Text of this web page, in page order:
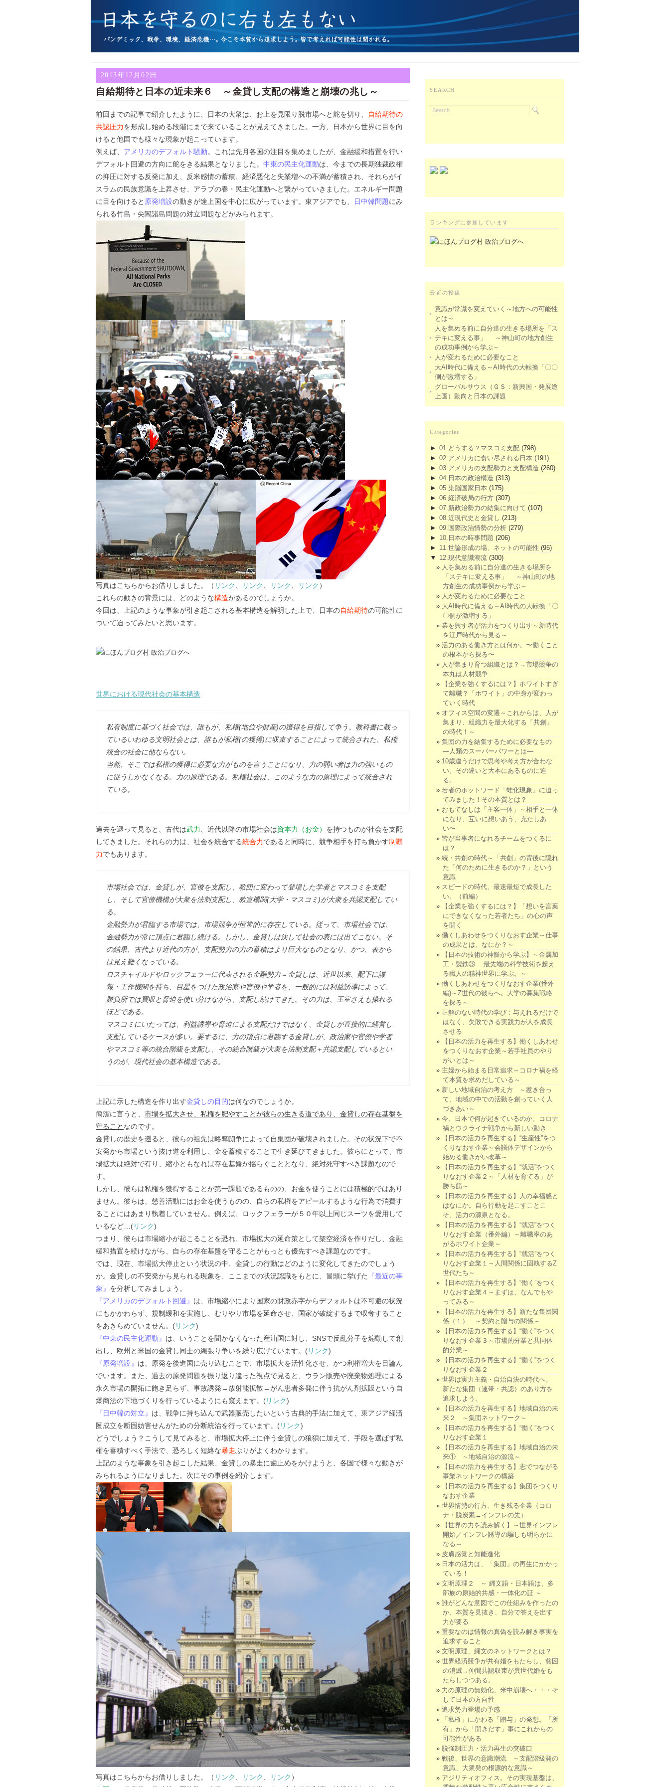
2013年12月02日
自給期待と日本の近未来６ ～金貸し支配の構造と崩壊の兆し～
前回までの記事で紹介したように、日本の大衆は、お上を見限り脱市場へと舵を切り、
自給期待の
共認圧力を形成し始める段階にまで来ていることが見えてきました。一方、日本から世界に目を向
けると他国でも様々な現象が起こっています。
例えば、 アメリカのデフォルト騒動。これは先月各国の注目を集めましたが、金融緩和措置を行い
デフォルト回避の方向に舵をきる結果となりました。 中東の民主化運動は、今までの長期独裁政権
の抑圧に対する反発に加え、反米感情の蓄積、経済悪化と失業増への不満が蓄積され、それらがイ
スラムの民族意識を上昇させ、アラブの春・民主化運動へと繋がっていきました。エネルギー問題
に目を向けると 原発増設の動きが途上国を中心に広がっています。東アジアでも、 日中韓問題にみ
られる竹島・尖閣諸島問題の対立問題などがみられます。
写真はこちらからお借りしました。（ リンク リンク リンク リンク ）
これらの動きの背景には、どのような構造があるのでしょうか。
今回は、上記のような事象が引き起こされる基本構造を解明した上で、日本の自給期待の可能性に
ついて迫ってみたいと思います。
世界における現代社会の基本構造
私有制度に基づく社会では、誰もが、私権(地位や財産)の獲得を目指して争う。教科書に載っ
ているいわゆる文明社会とは、誰もが私権(の獲得)に収束することによって統合された、私権
統合の社会に他ならない。
当然、そこでは私権の獲得に必要な力がものを言うことになり、力の弱い者は力の強いもの
に従うしかなくなる。力の原理である。私権社会は、このような力の原理によって統合され
ている。
過去を遡って見ると、古代は武力 、近代以降の市場社会は資本力（お金） を持つものが社会を支配
してきました。それらの力は、社会を統合する統合力であると同時に、競争相手を打ち負かす制覇
力でもあります。
市場社会では、金貸しが、官僚を支配し、教団に変わって登場した学者とマスコミを支配
し、そして官僚機構が大衆を法制支配し、教宣機関(大学・マスコミ)が大衆を共認支配してい
る。
金融勢力が君臨する市場では、市場競争が恒常的に存在している。従って、市場社会では、
金融勢力が常に頂点に君臨し続ける。しかし、金貸しは決して社会の表には出てこない。そ
の結果、古代より近代の方が、支配勢力の力の蓄積はより巨大なものとなり、かつ、表から
は見え難くなっている。
ロスチャイルドやロックフェラーに代表される金融勢力＝金貸しは、近世以来、配下に諜
報・工作機関を持ち、目星をつけた政治家や官僚や学者を、一般的には利益誘導によって、
勝負所では買収と脅迫を使い分けながら、支配し続けてきた。その力は、王室さえも操れる
ほどである。
マスコミにいたっては、利益誘導や脅迫による支配だけではなく、金貸しが直接的に経営し
支配しているケースが多い。要するに、力の頂点に君臨する金貸しが、政治家や官僚や学者
やマスコミ等の統合階級を支配し、その統合階級が大衆を法制支配＋共認支配しているとい
うのが、現代社会の基本構造である。
上記に示した構造を作り出す金貸しの目的は何なのでしょうか。
簡潔に言うと、 市場を拡大させ、私権を肥やすことが彼らの生きる道であり、金貸しの存在基盤を
守ること なのです。
金貸しの歴史を遡ると、彼らの祖先は略奪闘争によって自集団が破壊されました。その状況下で不
安発から市場という抜け道を利用し、金を蓄積することで生き延びてきました。彼らにとって、市
場拡大は絶対で有り、縮小ともなれば存在基盤が揺らぐこととなり、絶対死守すべき課題なので
す。
しかし、彼らは私権を獲得することが第一課題であるものの、お金を使うことには積極的ではあり
ません。彼らは、慈善活動にはお金を使うものの、自らの私権をアピールするような行為で消費す
ることにはあまり執着していません。例えば、ロックフェラーが５０年以上同じスーツを愛用して
いるなど…(リンク)
つまり、彼らは市場縮小が起こることを恐れ、市場拡大の延命策として架空経済を作りだし、金融
緩和措置を続けながら、自らの存在基盤を守ることがもっとも優先すべき課題なのです。
では、現在、市場拡大停止という状況の中、金貸しの行動はどのように変化してきたのでしょう
か。金貸しの不安発から見られる現象を、ここまでの状況認識をもとに、冒頭に挙げた
『最近の事
象』 を分析してみましょう。
『アメリカのデフォルト回避』 は、市場縮小により国家の財政赤字からデフォルトは不可避の状況
にもかかわらず、規制緩和を実施し、むりやり市場を延命させ、国家が破綻するまで収奪すること
をあきらめていません。(リンク)
『中東の民主化運動』 は、いうことを聞かなくなった産油国に対し、SNSで反乱分子を煽動して創
出し、欧州と米国の金貸し同士の縄張り争いを繰り広げています。(リンク)
『原発増設』 は、原発を後進国に売り込むことで、市場拡大を活性化させ、かつ利権増大を目論ん
でいます。また、過去の原発問題を振り返り違った視点で見ると、ウラン販売や廃棄物処理による
永久市場の開拓に飽き足らず、事故誘発→放射能拡散→がん患者多発に伴う抗がん剤拡販という自
爆商法の下地づくりを行っているようにも窺えます。(リンク)
『日中韓の対立』 は、戦争に持ち込んで武器販売したいという古典的手法に加えて、東アジア経済
圏成立を断固妨害せんがための分断統治を行っています。(リンク)
どうでしょう？こうして見てみると、市場拡大停止に伴う金貸しの狼狽に加えて、手段を選ばず私
権を蓄積すべく手法で、恐ろしく短絡な暴走ぶりがよくわかります。
上記のような事象を引き起こした結果、金貸しの暴走に歯止めをかけようと、各国で様々な動きが
みられるようになりました。次にその事例を紹介します。
写真はこちらからお借りしました。（ リンク リンク リンク ）
SEARCH
ランキングに参加しています
最近の投稿
意識が常識を変えていく～地方への可能性
とは～
人を集める前に自分達の生きる場所を「ス
テキに変える事」 ～神山町の地方創生
の成功事例から学ぶ～
人が変わるために必要なこと
大AI時代に備える～AI時代の大転換「〇〇
側が激増する」
グローバルサウス（ＧＳ：新興国・発展途
上国）動向と日本の課題
Categories
► 01.どうする？マスコミ支配 (798)
► 02.アメリカに食い尽される日本 (191)
► 03.アメリカの支配勢力と支配構造 (260)
► 04.日本の政治構造 (313)
► 05.染脳国家日本 (175)
► 06.経済破局の行方 (307)
► 07.新政治勢力の結集に向けて (107)
► 08.近現代史と金貸し (213)
► 09.国際政治情勢の分析 (279)
► 10.日本の時事問題 (206)
► 11.世論形成の場、ネットの可能性 (95)
▼ 12.現代意識潮流 (300)
人を集める前に自分達の生きる場所を
「ステキに変える事」 ～神山町の地
方創生の成功事例から学ぶ～
人が変わるために必要なこと
大AI時代に備える～AI時代の大転換「〇
〇側が激増する」
業を興す者が活力をつくり出す～新時代
を江戸時代から見る～
活力のある働き方とは何か。〜働くこと
の根本から探る〜
人が集まり育つ組織とは？→市場競争の
本丸は人材競争
【企業を強くするには？】ホワイトすぎ
て離職？「ホワイト」の中身が変わっ
ていく時代
オフィス空間の変遷～これからは、人が
集まり、組織力を最大化する「共創」
の時代！～
集団の力を結集するために必要なもの
―人類のスーパーパワーとは―
10歳違うだけで思考や考え方が合わな
い。その違いと大本にあるものに迫
る。
若者のホットワード「蛙化現象」に迫っ
てみました！その本質とは？
おもてなしは「主客一体」～相手と一体
になり、互いに想いあう、充たしあ
い〜
皆が当事者になれるチームをつくるに
は？
続・共創の時代～「共創」の背後に隠れ
た「何のために生きるのか？」という
意識
スピードの時代、最速最短で成長した
い。（前編）
【企業を強くするには？】「想いを言葉
にできなくなった若者たち」の心の声
を開く
働くしあわせをつくりなおす企業～仕事
の成果とは、なにか？～
【日本の技術の神髄から学ぶ】～金属加
工・製鉄③ 最先端の科学技術を超え
る職人の精神世界に学ぶ。～
働くしあわせをつくりなおす企業(番外
編)～Z世代の彼らへ。大学の募集戦略
を探る～
正解のない時代の学び：与えれるだけで
はなく、失敗できる実践力が人を成長
させる
【日本の活力を再生する】働くしあわせ
をつくりなおす企業～若手社員のやり
がいとは～
主婦から始まる日常追求～コロナ禍を経
て本質を求めだしている～
新しい地域自治の考え方 ～惹き合っ
て、地域の中での活動を創っていく人
づきあい～
今、日本で何が起きているのか。コロナ
禍とウクライナ戦争から新しい動き
【日本の活力を再生する】“生産性”をつ
くりなおす企業～会議体デザインから
始める働きがい改革～
【日本の活力を再生する】“就活”をつく
りなおす企業２～「人材を育てる」が
勝ち筋～
【日本の活力を再生する】人の幸福感と
はなにか。自ら行動を起こすことこ
そ、活力の源泉となる。
【日本の活力を再生する】“就活”をつく
りなおす企業（番外編）～離職率のあ
がるホワイト企業～
【日本の活力を再生する】“就活”をつく
りなおす企業１～人間関係に固執するZ
世代たち～
【日本の活力を再生する】“働く”をつく
りなおす企業４～まずは、なんでもや
ってみる～
【日本の活力を再生する】新たな集団関
係（１） ～契約と贈与の関係～
【日本の活力を再生する】“働く”をつく
りなおす企業３～市場的分業と共同体
的分業～
【日本の活力を再生する】“働く”をつく
りなおす企業２
世界は実力主義・自治自決の時代へ。
新たな集団（連帯・共認）のあり方を
追求しよう。
【日本の活力を再生する】地域自治の未
来２ ～集団ネットワーク～
【日本の活力を再生する】“働く”をつく
りなおす企業１
【日本の活力を再生する】地域自治の未
来① ～地域自治の源流～
【日本の活力を再生する】志でつながる
事業ネットワークの構築
【日本の活力を再生する】集団をつくり
なおす企業
世界情勢の行方、生き残る企業（コロ
ナ・脱炭素→インフレの先）
【世界の力を読み解く】～世界インフレ
開始／インフレ誘導の騙しも明らかに
なる～
皮膚感覚と知能進化
日本の活力は、「集団」の再生にかかっ
ている！
文明原理２ ～ 縄文語・日本語は、多
部族の原始的共感・一体化の証 ～
誰がどんな意図でこの仕組みを作ったの
か、本質を見抜き、自分で答えを出す
力が要る
重要なのは情報の真偽を読み解き事実を
追求すること
文明原理、縄文のネットワークとは？
世界経済競争が共有婚をもたらし、貧困
の消滅→仲間共認収束が異世代婚をも
たらしつつある。
力の原理の無効化、米中崩壊へ・・・そ
して日本の方向性
追求勢力登場の予感
「私権」にかわる「贈与」の発想。「所
有」から「開きだす」事にこれからの
可能性がある
脱強制圧力・活力再生の突破口
戦後、世界の意識潮流 ～支配階級発の
意識、大衆発の根源的な意識～
アジリティオフィス。その実現基盤は、